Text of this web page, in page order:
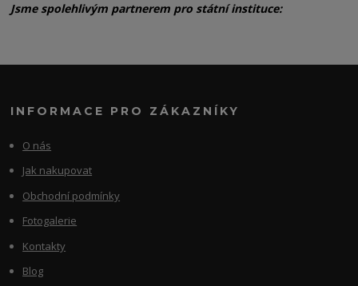
Jsme spolehlivým partnerem pro státní instituce:
INFORMACE PRO ZÁKAZNÍKY
O nás
Jak nakupovat
Obchodní podmínky
Fotogalerie
Kontakty
Blog